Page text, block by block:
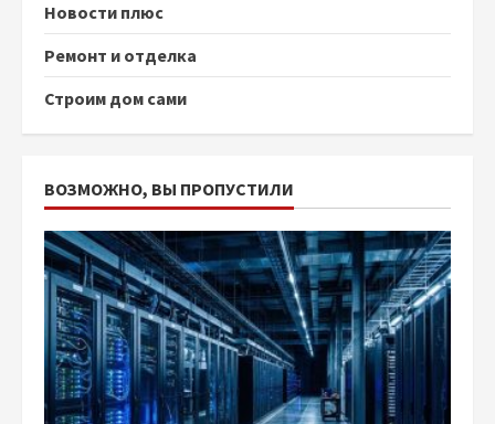
Новости плюс
Ремонт и отделка
Строим дом сами
ВОЗМОЖНО, ВЫ ПРОПУСТИЛИ